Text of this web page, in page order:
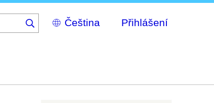
Select
your
Přihlášení